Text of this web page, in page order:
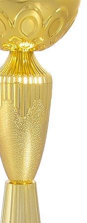
ПОИСК ПО
СОБЫТИЮ
ЗНАЧКИ